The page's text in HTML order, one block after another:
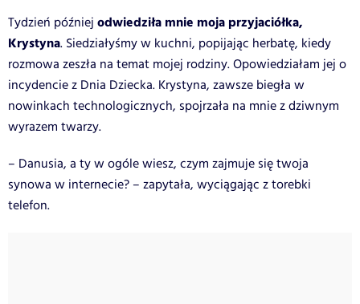
Tydzień później odwiedziła mnie moja przyjaciółka,
Krystyna. Siedziałyśmy w kuchni, popijając herbatę, kiedy
rozmowa zeszła na temat mojej rodziny. Opowiedziałam jej o
incydencie z Dnia Dziecka. Krystyna, zawsze biegła w
nowinkach technologicznych, spojrzała na mnie z dziwnym
wyrazem twarzy.
– Danusia, a ty w ogóle wiesz, czym zajmuje się twoja
synowa w internecie? – zapytała, wyciągając z torebki
telefon.